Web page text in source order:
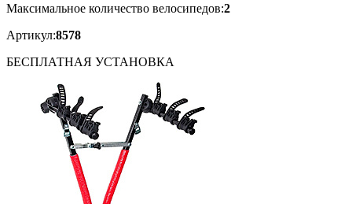
Максимальное количество велосипедов:2
Артикул:8578
БЕСПЛАТНАЯ УСТАНОВКА